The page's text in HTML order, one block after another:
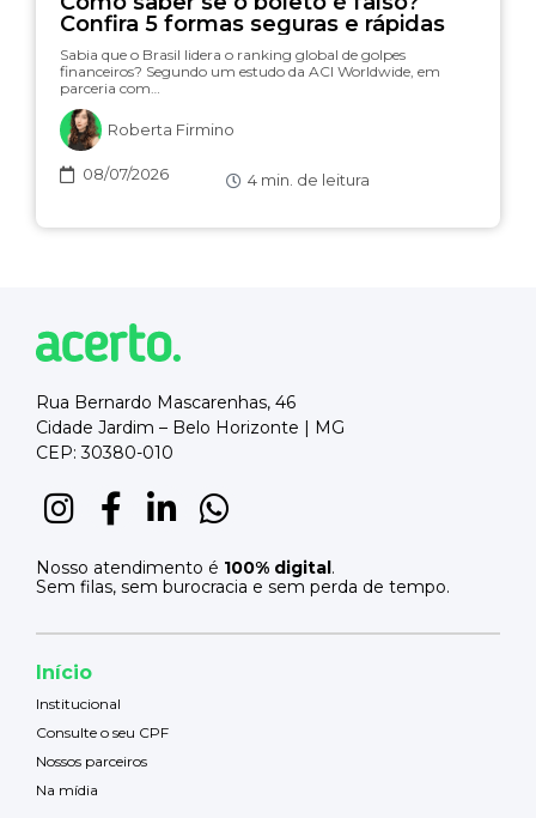
Confira 5 formas seguras e rápidas
Sabia que o Brasil lidera o ranking global de golpes
financeiros? Segundo um estudo da ACI Worldwide, em
parceria com…
Roberta Firmino
08/07/2026 4 min. de leitura
Rua Bernardo Mascarenhas, 46
Cidade Jardim – Belo Horizonte | MG
CEP: 30380-010
Nosso atendimento é 100% digital.
Sem filas, sem burocracia e sem perda de tempo.
Início
Institucional
Consulte o seu CPF
Nossos parceiros
Na mídia